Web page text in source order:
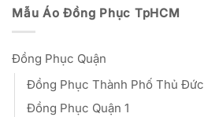
Mẫu Áo Đồng Phục TpHCM
Đồng Phục Quận
Đồng Phục Thành Phố Thủ Đức
Đồng Phục Quận 1